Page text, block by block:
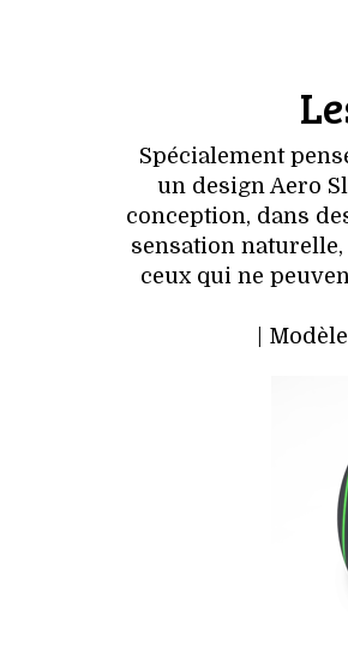
Spécialement
un design Aero
conception, dans
sensation
ceux qui ne
|